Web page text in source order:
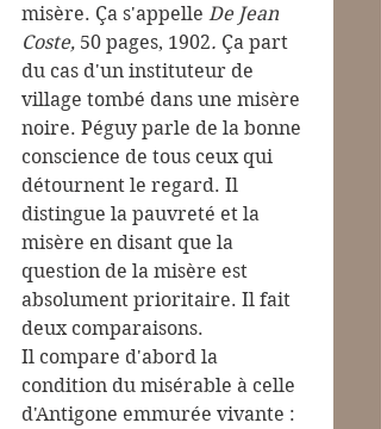
misère. Ça s'appelle De Jean
Coste, 50 pages, 1902. Ça part
du cas d'un instituteur de
village tombé dans une misère
noire. Péguy parle de la bonne
conscience de tous ceux qui
détournent le regard. Il
distingue la pauvreté et la
misère en disant que la
question de la misère est
absolument prioritaire. Il fait
deux comparaisons.
Il compare d'abord la
condition du misérable à celle
d'Antigone emmurée vivante :